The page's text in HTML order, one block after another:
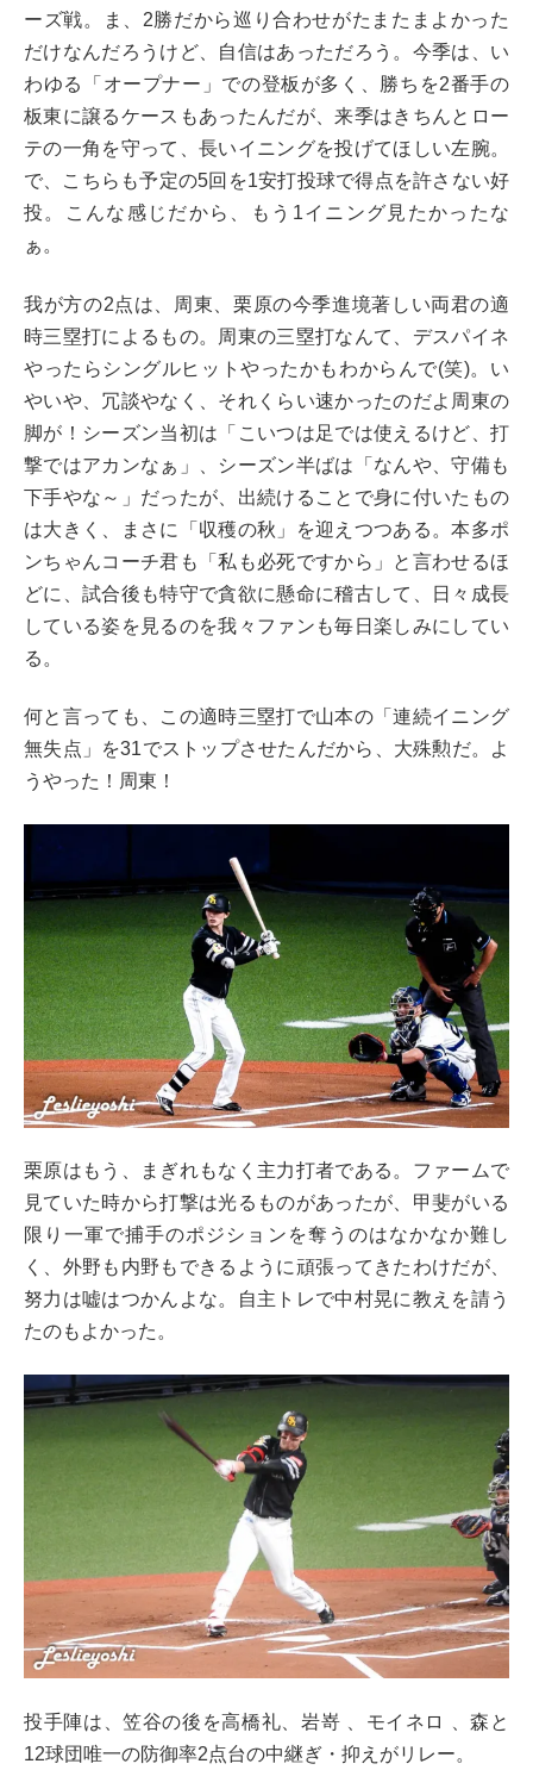
ーズ戦。ま、2勝だから巡り合わせがたまたまよかった
だけなんだろうけど、自信はあっただろう。今季は、い
わゆる「オープナー」での登板が多く、勝ちを2番手の
板東に譲るケースもあったんだが、来季はきちんとロー
テの一角を守って、長いイニングを投げてほしい左腕。
で、こちらも予定の5回を1安打投球で得点を許さない好
投。こんな感じだから、もう1イニング見たかったな
ぁ。
我が方の2点は、周東、栗原の今季進境著しい両君の適
時三塁打によるもの。周東の三塁打なんて、デスパイネ
やったらシングルヒットやったかもわからんで(笑)。い
やいや、冗談やなく、それくらい速かったのだよ周東の
脚が！シーズン当初は「こいつは足では使えるけど、打
撃ではアカンなぁ」、シーズン半ばは「なんや、守備も
下手やな～」だったが、出続けることで身に付いたもの
は大きく、まさに「収穫の秋」を迎えつつある。本多ポ
ンちゃんコーチ君も「私も必死ですから」と言わせるほ
どに、試合後も特守で貪欲に懸命に稽古して、日々成長
している姿を見るのを我々ファンも毎日楽しみにしてい
る。
何と言っても、この適時三塁打で山本の「連続イニング
無失点」を31でストップさせたんだから、大殊勲だ。よ
うやった！周東！
栗原はもう、まぎれもなく主力打者である。ファームで
見ていた時から打撃は光るものがあったが、甲斐がいる
限り一軍で捕手のポジションを奪うのはなかなか難し
く、外野も内野もできるように頑張ってきたわけだが、
努力は嘘はつかんよな。自主トレで中村晃に教えを請う
たのもよかった。
投手陣は、笠谷の後を高橋礼、岩嵜 、モイネロ 、森と
12球団唯一の防御率2点台の中継ぎ・抑えがリレー。